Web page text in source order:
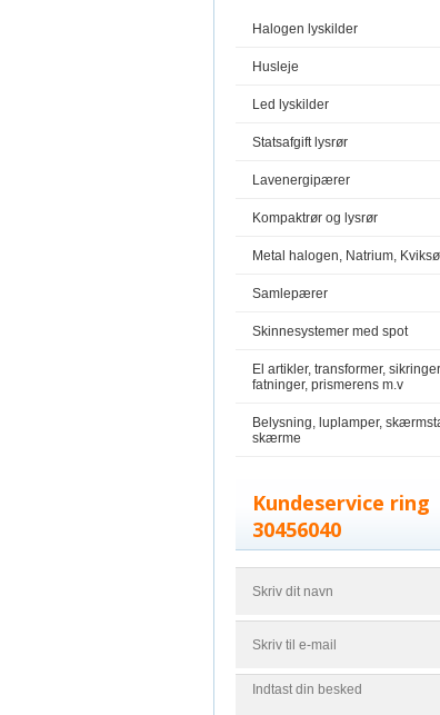
Halogen lyskilder
Husleje
Led lyskilder
Statsafgift lysrør
Lavenergipærer
Kompaktrør og lysrør
Metal halogen, Natrium,
Samlepærer
Skinnesystemer med spot
El artikler, transformer,
fatninger, prismerens m.v
Belysning, luplamper,
skærme
Kundeservice ring
30456040